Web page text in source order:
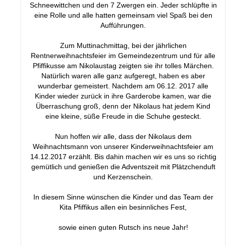
Schneewittchen und den 7 Zwergen ein. Jeder schlüpfte in
eine Rolle und alle hatten gemeinsam viel Spaß bei den
Aufführungen.
Zum Muttinachmittag, bei der jährlichen
Rentnerweihnachtsfeier im Gemeindezentrum und für alle
Pfiffikusse am Nikolaustag zeigten sie ihr tolles Märchen.
Natürlich waren alle ganz aufgeregt, haben es aber
wunderbar gemeistert. Nachdem am 06.12. 2017 alle
Kinder wieder zurück in ihre Garderobe kamen, war die
Überraschung groß, denn der Nikolaus hat jedem Kind
eine kleine, süße Freude in die Schuhe gesteckt.
Nun hoffen wir alle, dass der Nikolaus dem
Weihnachtsmann von unserer Kinderweihnachtsfeier am
14.12.2017 erzählt. Bis dahin machen wir es uns so richtig
gemütlich und genießen die Adventszeit mit Plätzchenduft
und Kerzenschein.
In diesem Sinne wünschen die Kinder und das Team der
Kita Pfiffikus allen ein besinnliches Fest,
sowie einen guten Rutsch ins neue Jahr!